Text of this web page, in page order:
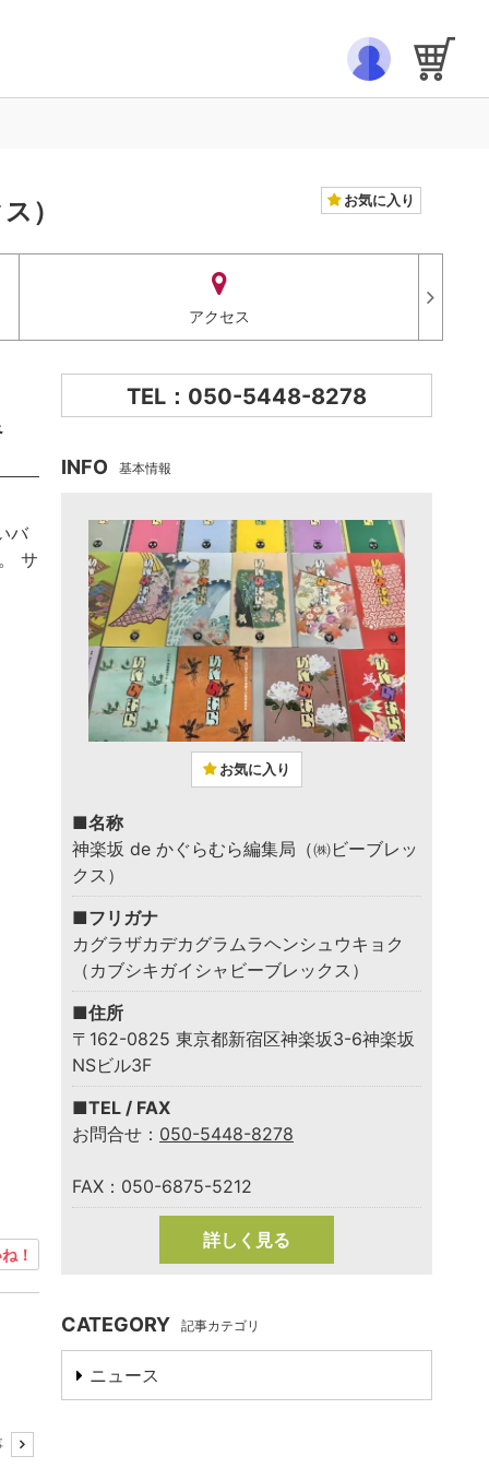
） お気に入り
アクセス
バ
サ
！
TEL：050-5448-8278
INFO 基本情報
お気に入り
■名称
神楽坂 de かぐらむら編集局（㈱ビーブレッ
クス）
■フリガナ
カグラザカデカグラムラヘンシュウキョク
（カブシキガイシャビーブレックス）
■住所
〒162-0825 東京都新宿区神楽坂3-6神楽坂
NSビル3F
■TEL / FAX
お問合せ： 050-5448-8278
FAX：050-6875-5212
詳しく見る
CATEGORY 記事カテゴリ
ニュース